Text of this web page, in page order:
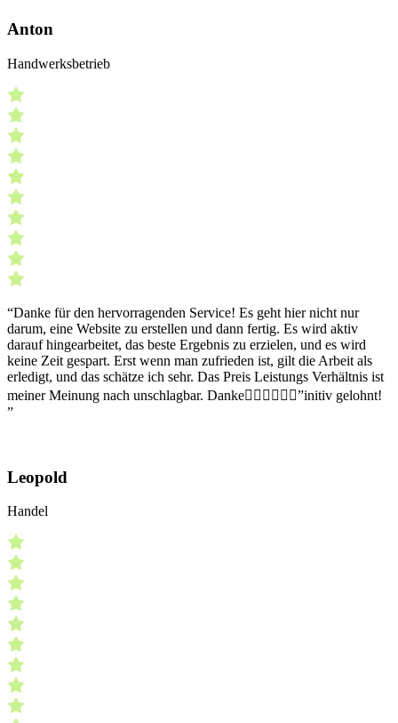
Anton
Handwerksbetrieb
“Danke für den hervorragenden Service! Es geht hier nicht nur
darum, eine Website zu erstellen und dann fertig. Es wird aktiv
darauf hingearbeitet, das beste Ergebnis zu erzielen, und es wird
keine Zeit gespart. Erst wenn man zufrieden ist, gilt die Arbeit als
erledigt, und das schätze ich sehr. Das Preis Leistungs Verhältnis ist
meiner Meinung nach unschlagbar. Danke👍🏼👍🏼👍🏼”initiv gelohnt!
”
Leopold
Handel